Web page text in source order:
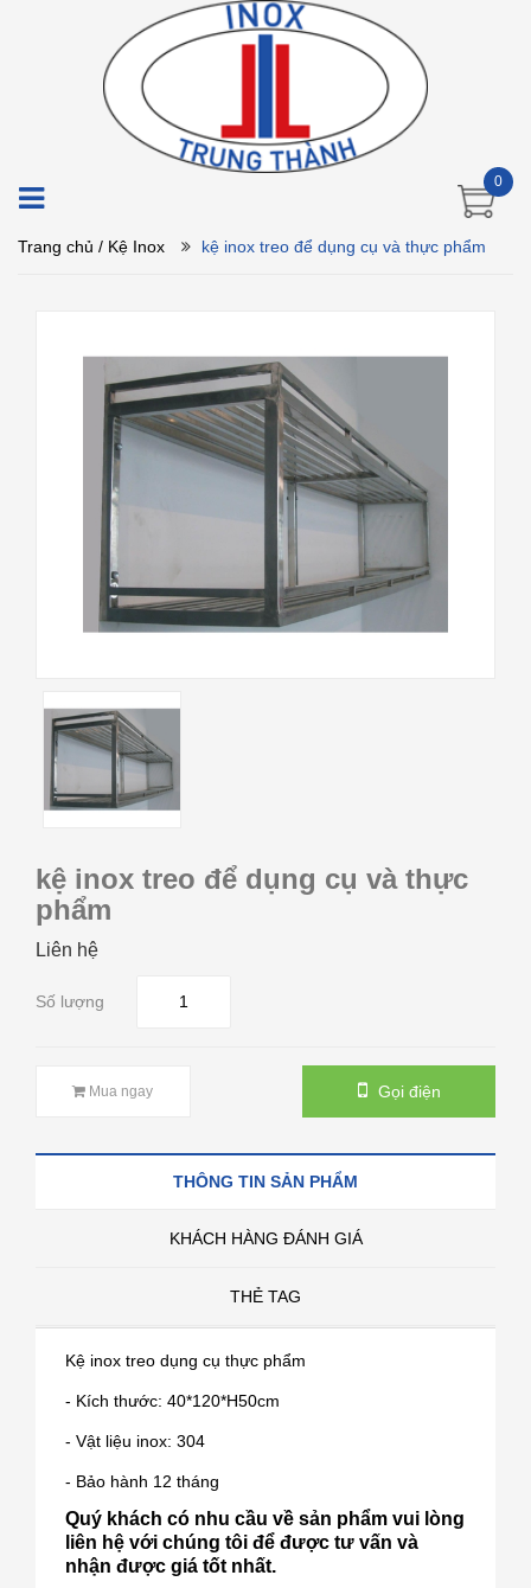
0
Trang chủ / Kệ Inox kệ inox treo để dụng cụ và thực phẩm
kệ inox treo để dụng cụ và thực
phẩm
Liên hệ
Số lượng
Mua ngay Gọi điện
THÔNG TIN SẢN PHẨM
KHÁCH HÀNG ĐÁNH GIÁ
THẺ TAG
Kệ inox treo dụng cụ thực phẩm
- Kích thước: 40*120*H50cm
- Vật liệu inox: 304
- Bảo hành 12 tháng
Quý khách có nhu cầu về sản phẩm vui lòng
liên hệ với chúng tôi để được tư vấn và
nhận được giá tốt nhất.